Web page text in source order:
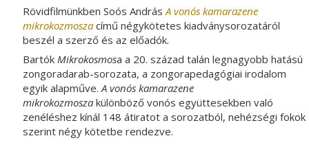
Rövidfilmünkben Soós András A vonós kamarazene
mikrokozmosza című négykötetes kiadványsorozatáról
beszél a szerző és az előadók.
Bartók Mikrokosmosa a 20. század talán legnagyobb hatású
zongoradarab-sorozata, a zongorapedagógiai irodalom
egyik alapműve.A vonós kamarazene
mikrokozmosza különböző vonós együttesekben való
zenéléshez kínál 148 átiratot a sorozatból, nehézségi fokok
szerint négy kötetbe rendezve.